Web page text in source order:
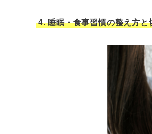
4. 睡眠・食事習慣の整え方と